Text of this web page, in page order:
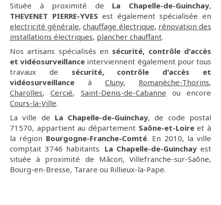
Située à proximité de La Chapelle-de-Guinchay,
THEVENET PIERRE-YVES est également spécialisée en
electricité générale,chauffage électrique, rénovation des
installations électriques, plancher chauffant.
Nos artisans spécialisés en sécurité, contrôle d'accès
et vidéosurveillance interviennent également pour tous
travaux de sécurité, contrôle d'accès et
vidéosurveillance à Cluny, Romanèche-Thorins,
Charolles,Cercié, Saint-Denis-de-Cabanne ou encore
Cours-la-Ville.
La ville de La Chapelle-de-Guinchay, de code postal
71570, appartient au département Saône-et-Loireet à
la région Bourgogne-Franche-Comté. En 2010, la ville
comptait 3746 habitants. La Chapelle-de-Guinchayest
située à proximité de Mâcon, Villefranche-sur-Saône,
Bourg-en-Bresse, Tarare ou Rillieux-la-Pape.